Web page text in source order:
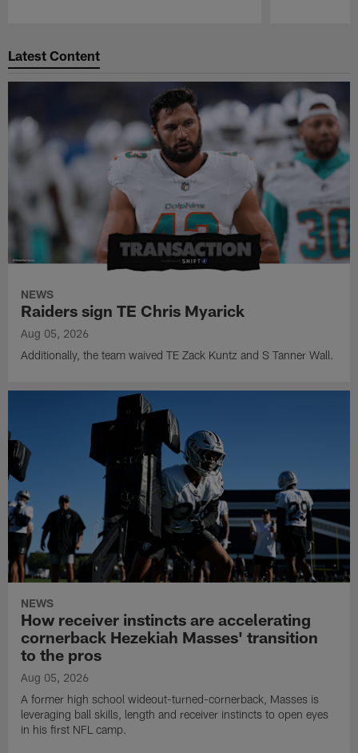
Latest Content
NEWS
Raiders sign TE Chris Myarick
Aug 05, 2026
Additionally, the team waived TE Zack Kuntz and S Tanner Wall.
NEWS
How receiver instincts are accelerating
cornerback Hezekiah Masses' transition
to the pros
Aug 05, 2026
A former high school wideout-turned-cornerback, Masses is
leveraging ball skills, length and receiver instincts to open eyes
in his first NFL camp.